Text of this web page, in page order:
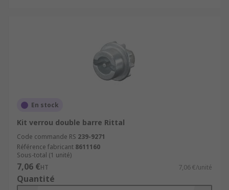
En stock
Kit verrou double barre Rittal
Code commande RS 239-9271
Référence fabricant 8611160
Sous-total (1 unité)
7,06 €HT 7,06 €/unité
Quantité